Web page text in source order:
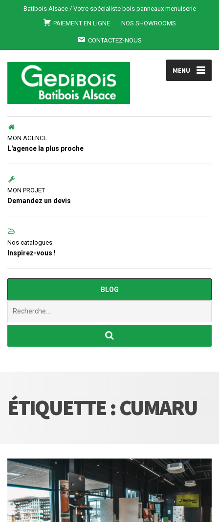
Batibois Alsace / Votre spécialiste bois panneaux menuiserie
PAIEMENT EN LIGNE
NOS SHOWROOMS
CONTACTEZ-NOUS
MENU
MON AGENCE
L'agence la plus proche
MON PROJET
Demandez un devis
Nos catalogues
Inspirez-vous !
BLOG
ÉTIQUETTE :CUMARU